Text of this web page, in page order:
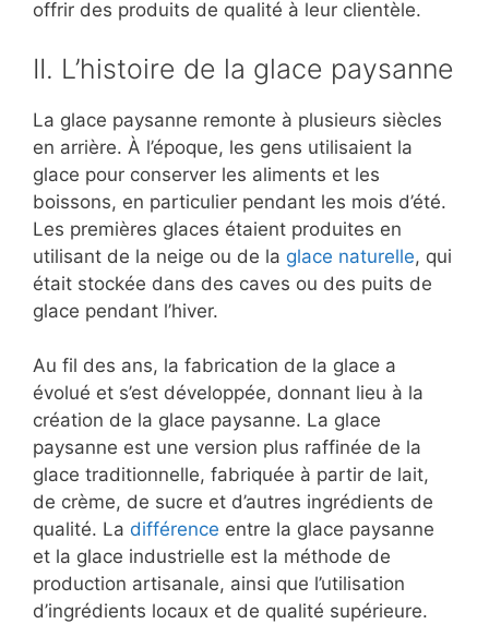
offrir des produits de qualité à leur clientèle.
II. L’histoire de la glace paysanne
La glace paysanne remonte à plusieurs siècles
en arrière. À l’époque, les gens utilisaient la
glace pour conserver les aliments et les
boissons, en particulier pendant les mois d’été.
Les premières glaces étaient produites en
utilisant de la neige ou de la glace naturelle, qui
était stockée dans des caves ou des puits de
glace pendant l’hiver.
Au fil des ans, la fabrication de la glace a
évolué et s’est développée, donnant lieu à la
création de la glace paysanne. La glace
paysanne est une version plus raffinée de la
glace traditionnelle, fabriquée à partir de lait,
de crème, de sucre et d’autres ingrédients de
qualité. La différence entre la glace paysanne
et la glace industrielle est la méthode de
production artisanale, ainsi que l’utilisation
d’ingrédients locaux et de qualité supérieure.